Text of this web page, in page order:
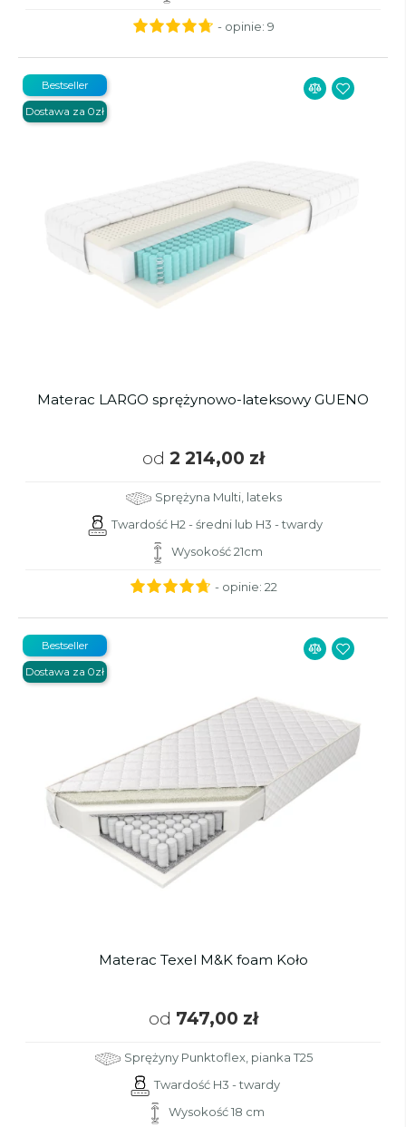
- opinie: 9
Materac LARGO sprężynowo-lateksowy GUENO
od 2 214,00 zł
Sprężyna Multi, lateks
Twardość H2 - średni lub H3 - twardy
Wysokość 21cm
Bestseller
Dostawa za 0zł
- opinie: 22
Materac Texel M&K foam Koło
od 747,00 zł
Sprężyny Punktoflex, pianka T25
Twardość H3 - twardy
Wysokość 18 cm
Bestseller
Dostawa za 0zł